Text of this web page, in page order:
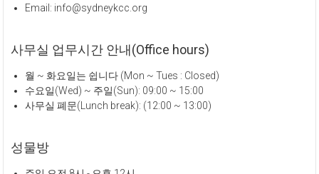
Email: info@sydneykcc.org
사무실 업무시간 안내(Office hours)
월 ~ 화요일는 쉽니다 (Mon ~ Tues : Closed)
수요일(Wed) ~ 주일(Sun): 09:00 ~ 15:00
사무실 폐문(Lunch break): (12:00 ~ 13:00)
성물방